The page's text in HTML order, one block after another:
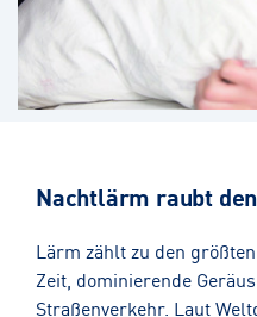
Nachtlärm raubt
Lärm zählt zu den
Zeit, dominierende
Straßenverkehr. Laut